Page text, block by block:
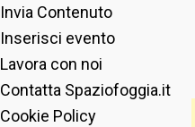
Invia Contenuto
Inserisci evento
Lavora con noi
Contatta Spaziofoggia.it
Cookie Policy